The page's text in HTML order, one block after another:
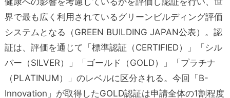
界で最も広く利用されているグリーンビルディング評価
システムとなる（GREEN BUILDING JAPAN公表）。認
証は、評価を通じて「標準認証（CERTIFIED）」「シル
バー（SILVER）」「ゴールド（GOLD）」「プラチナ
（PLATINUM）」のレベルに区分される。今回「B-
Innovation」が取得したGOLD認証は申請全体の1割程度